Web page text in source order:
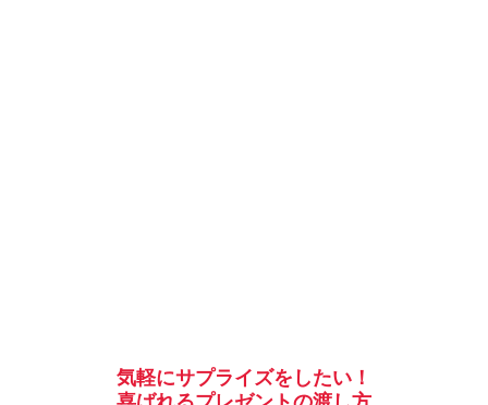
気軽にサプライズをしたい！